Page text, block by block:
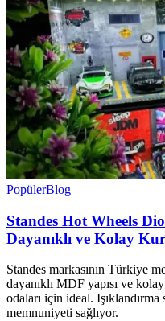
PopülerBlog
Standes Hot Wheels
Dayanıklı ve Kolay
Standes markasının Türkiye
dayanıklı MDF yapısı ve
odaları için ideal.
memnuniyeti sağlıyor.